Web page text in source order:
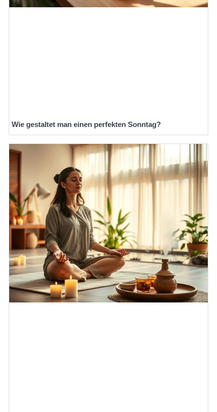
Wie gestaltet man einen perfekten Sonntag?